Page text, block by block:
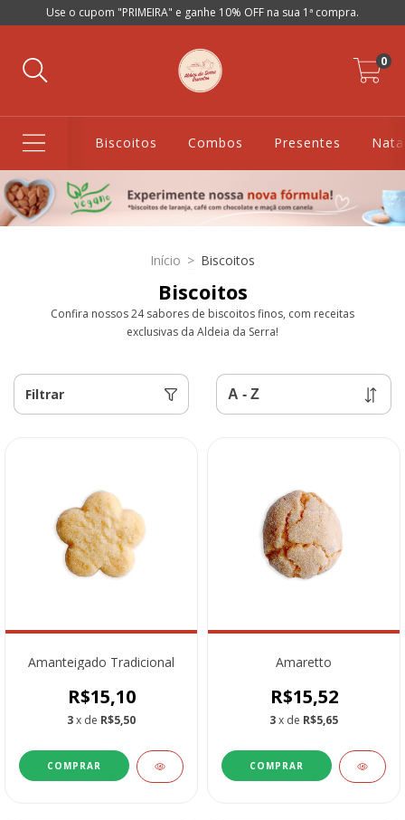
Use o cupom "PRIMEIRA" e ganhe 10% OFF na sua 1ª compra.
0
Biscoitos Combos Presentes
Início > Biscoitos
Biscoitos
Confira nossos 24 sabores de biscoitos finos, com receitas
exclusivas da Aldeia da Serra!
Filtrar
Amanteigado Tradicional
R$15,10
3x de R$5,50
COMPRAR
Amaretto
R$15,52
3x de R$5,65
COMPRAR